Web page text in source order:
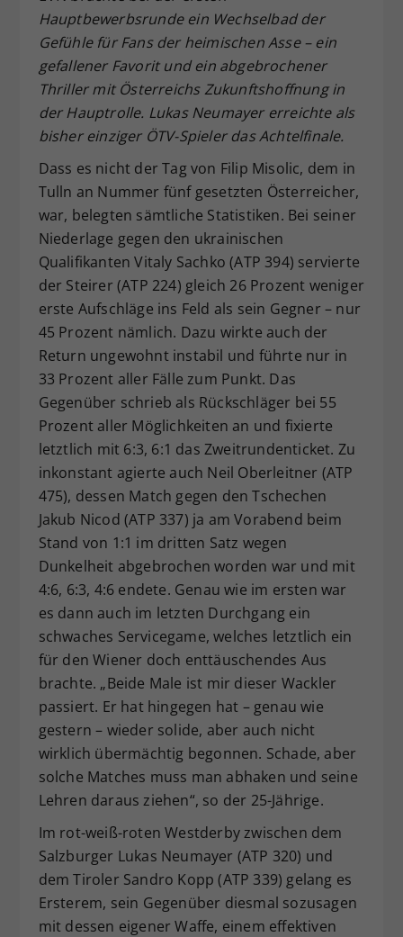
Hauptbewerbsrunde ein Wechselbad der
Gefühle für Fans der heimischen Asse – ein
gefallener Favorit und ein abgebrochener
Thriller mit Österreichs Zukunftshoffnung in
der Hauptrolle. Lukas Neumayer erreichte als
bisher einziger ÖTV-Spieler das Achtelfinale.
Dass es nicht der Tag von Filip Misolic, dem in
Tulln an Nummer fünf gesetzten Österreicher,
war, belegten sämtliche Statistiken. Bei seiner
Niederlage gegen den ukrainischen
Qualifikanten Vitaly Sachko (ATP 394) servierte
der Steirer (ATP 224) gleich 26 Prozent weniger
erste Aufschläge ins Feld als sein Gegner – nur
45 Prozent nämlich. Dazu wirkte auch der
Return ungewohnt instabil und führte nur in
33 Prozent aller Fälle zum Punkt. Das
Gegenüber schrieb als Rückschläger bei 55
Prozent aller Möglichkeiten an und fixierte
letztlich mit 6:3, 6:1 das Zweitrundenticket. Zu
inkonstant agierte auch Neil Oberleitner (ATP
475), dessen Match gegen den Tschechen
Jakub Nicod (ATP 337) ja am Vorabend beim
Stand von 1:1 im dritten Satz wegen
Dunkelheit abgebrochen worden war und mit
4:6, 6:3, 4:6 endete. Genau wie im ersten war
es dann auch im letzten Durchgang ein
schwaches Servicegame, welches letztlich ein
für den Wiener doch enttäuschendes Aus
brachte. „Beide Male ist mir dieser Wackler
passiert. Er hat hingegen hat – genau wie
gestern – wieder solide, aber auch nicht
wirklich übermächtig begonnen. Schade, aber
solche Matches muss man abhaken und seine
Lehren daraus ziehen“, so der 25-Jährige.
Im rot-weiß-roten Westderby zwischen dem
Salzburger Lukas Neumayer (ATP 320) und
dem Tiroler Sandro Kopp (ATP 339) gelang es
Ersterem, sein Gegenüber diesmal sozusagen
mit dessen eigener Waffe, einem effektiven
Zweck
Dieser Wert speichert Ihre Consent-
Einstellungen. Unter anderem eine
zufällig generierte ID, für die
historische Speicherung Ihrer
vorgenommen Einstellungen, falls der
Webseiten-Betreiber dies eingestellt
hat.